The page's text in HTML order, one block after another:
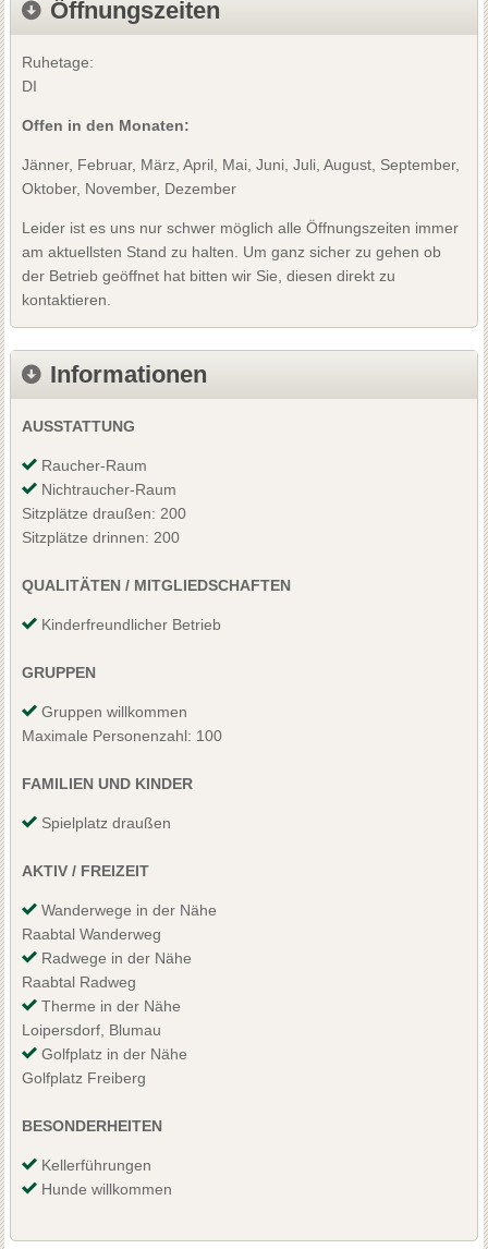
Öffnungszeiten
Ruhetage:
DI
Offen in den Monaten:
Jänner, Februar, März, April, Mai, Juni, Juli, August, September,
Oktober, November, Dezember
Leider ist es uns nur schwer möglich alle Öffnungszeiten immer
am aktuellsten Stand zu halten. Um ganz sicher zu gehen ob
der Betrieb geöffnet hat bitten wir Sie, diesen direkt zu
kontaktieren.
Informationen
AUSSTATTUNG
Raucher-Raum
Nichtraucher-Raum
Sitzplätze draußen: 200
Sitzplätze drinnen: 200
QUALITÄTEN / MITGLIEDSCHAFTEN
Kinderfreundlicher Betrieb
GRUPPEN
Gruppen willkommen
Maximale Personenzahl: 100
FAMILIEN UND KINDER
Spielplatz draußen
AKTIV / FREIZEIT
Wanderwege in der Nähe
Raabtal Wanderweg
Radwege in der Nähe
Raabtal Radweg
Therme in der Nähe
Loipersdorf, Blumau
Golfplatz in der Nähe
Golfplatz Freiberg
BESONDERHEITEN
Kellerführungen
Hunde willkommen